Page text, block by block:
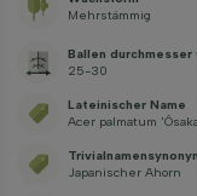
Mehrstämmig
Ballen durchmesser
25-30
Lateinischer Name
Acer palmatum
Japanischer Ahorn